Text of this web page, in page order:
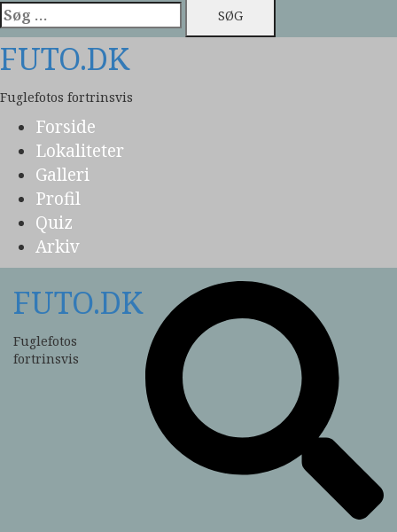
Søg
efter:
FUTO.DK
Fuglefotos fortrinsvis
Forside
Lokaliteter
Galleri
Profil
Quiz
Arkiv
FUTO.DK
Fuglefotos
fortrinsvis